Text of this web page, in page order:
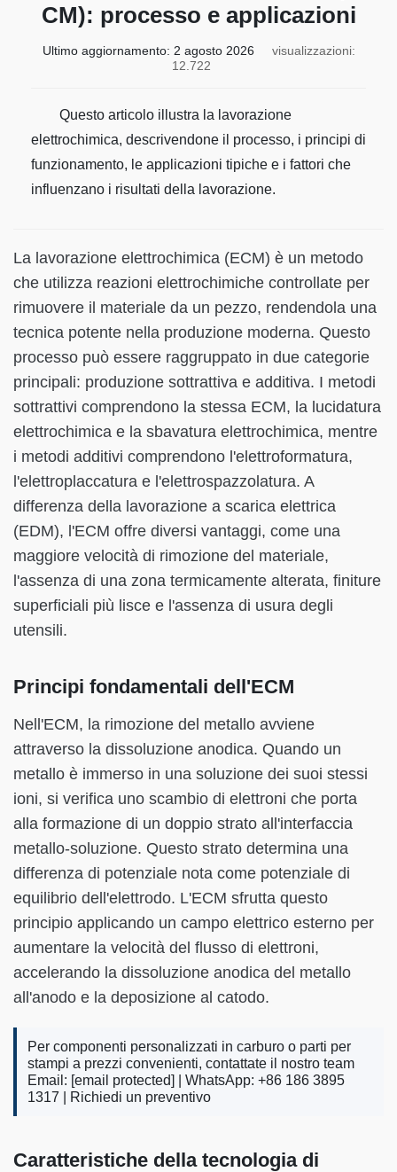
CM): processo e applicazioni
Ultimo aggiornamento: 2 agosto 2026
visualizzazioni:
12.722
Questo articolo illustra la lavorazione
elettrochimica, descrivendone il processo, i principi di
funzionamento, le applicazioni tipiche e i fattori che
influenzano i risultati della lavorazione.
La lavorazione elettrochimica (ECM) è un metodo
che utilizza reazioni elettrochimiche controllate per
rimuovere il materiale da un pezzo, rendendola una
tecnica potente nella produzione moderna. Questo
processo può essere raggruppato in due categorie
principali: produzione sottrattiva e additiva. I metodi
sottrattivi comprendono la stessa ECM, la lucidatura
elettrochimica e la sbavatura elettrochimica, mentre
i metodi additivi comprendono l'elettroformatura,
l'elettroplaccatura e l'elettrospazzolatura. A
differenza della lavorazione a scarica elettrica
(EDM), l'ECM offre diversi vantaggi, come una
maggiore velocità di rimozione del materiale,
l'assenza di una zona termicamente alterata, finiture
superficiali più lisce e l'assenza di usura degli
utensili.
Principi fondamentali dell'ECM
Nell'ECM, la rimozione del metallo avviene
attraverso la dissoluzione anodica. Quando un
metallo è immerso in una soluzione dei suoi stessi
ioni, si verifica uno scambio di elettroni che porta
alla formazione di un doppio strato all'interfaccia
metallo-soluzione. Questo strato determina una
differenza di potenziale nota come potenziale di
equilibrio dell'elettrodo. L'ECM sfrutta questo
principio applicando un campo elettrico esterno per
aumentare la velocità del flusso di elettroni,
accelerando la dissoluzione anodica del metallo
all'anodo e la deposizione al catodo.
Per componenti personalizzati in carburo o parti per
stampi a prezzi convenienti, contattate il nostro team
Email: [email protected]
| WhatsApp: +86 186 3895
1317 |
Richiedi un preventivo
Caratteristiche della tecnologia di